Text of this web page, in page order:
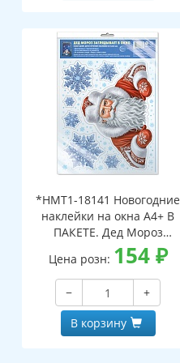
*НМТ1-18141 Новогодние
наклейки на окна А4+ В
ПАКЕТЕ. Дед Мороз
заглядывает в окно (видны
с обеих сторон,
многоразовые, в
индивидуальной упаковке,
с европодвесом и клеевым
клапаном)
Цена розн: 154₽
−
+
В корзину